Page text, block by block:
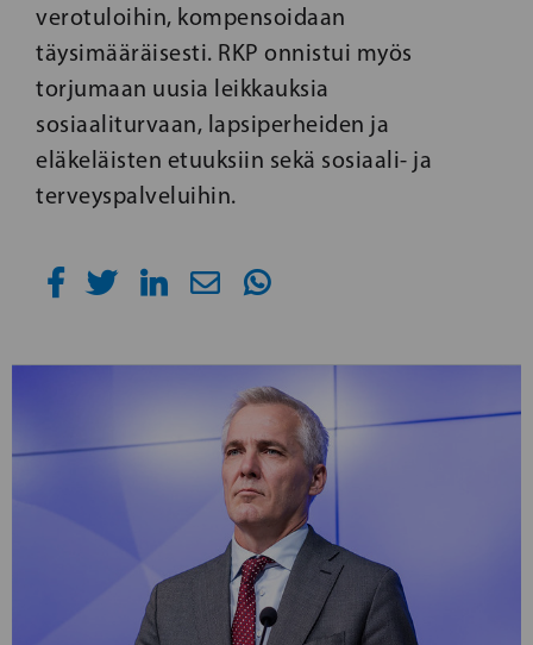
verotuloihin, kompensoidaan
täysimääräisesti. RKP onnistui myös
torjumaan uusia leikkauksia
sosiaaliturvaan, lapsiperheiden ja
eläkeläisten etuuksiin sekä sosiaali- ja
terveyspalveluihin.